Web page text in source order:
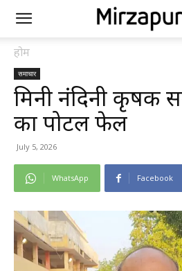
होम
समाचार
मिनी नंदिनी कृषक
का पोर्टल फेल
July 5, 2026
WhatsApp Facebook